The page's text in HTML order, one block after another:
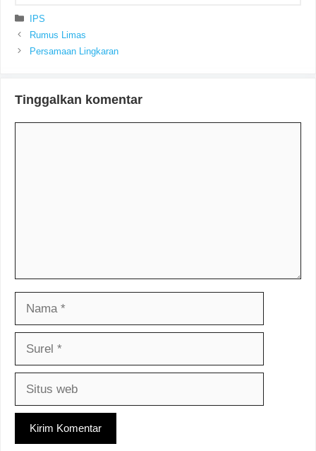
Kategori
IPS
Rumus Limas
Persamaan Lingkaran
Tinggalkan komentar